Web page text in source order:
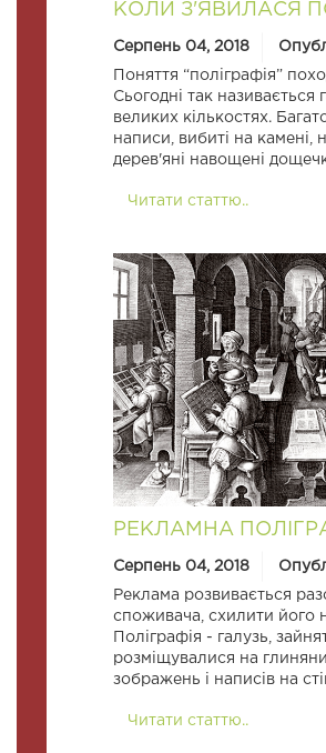
КОЛИ З'ЯВИЛАСЯ
Серпень 04, 2018
Поняття “поліграфія”
Сьогодні так
великих кількостях.
написи, вибиті на камені,
дерев'яні навощені
Читати статтю..
РЕКЛАМНА
Серпень 04, 2018
Реклама розвивається
споживача, схилити його
Поліграфія - галузь,
розміщувалися на
зображень і написів на
Читати статтю..